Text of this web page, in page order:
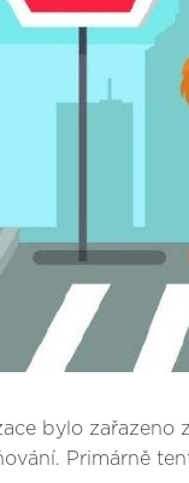
bylo
Primárně